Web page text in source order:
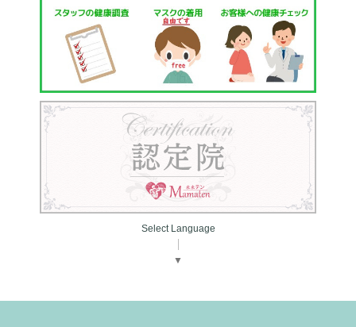
Select Language
▼